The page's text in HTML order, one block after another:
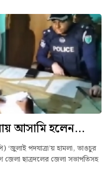
আসামি হলেন...
‘জুলাই পদযাত্রা’য় হামলা, ভাঙচুর
ছাত্রদলের জেলা সভাপতিসহ